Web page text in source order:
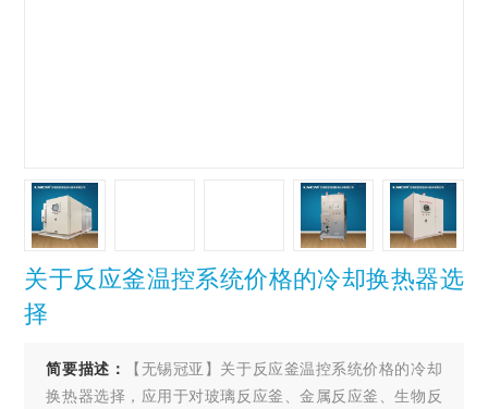
关于反应釜温控系统价格的冷却换热器选
择
简要描述：
【无锡冠亚】关于反应釜温控系统价格的冷却
换热器选择，应用于对玻璃反应釜、金属反应釜、生物反